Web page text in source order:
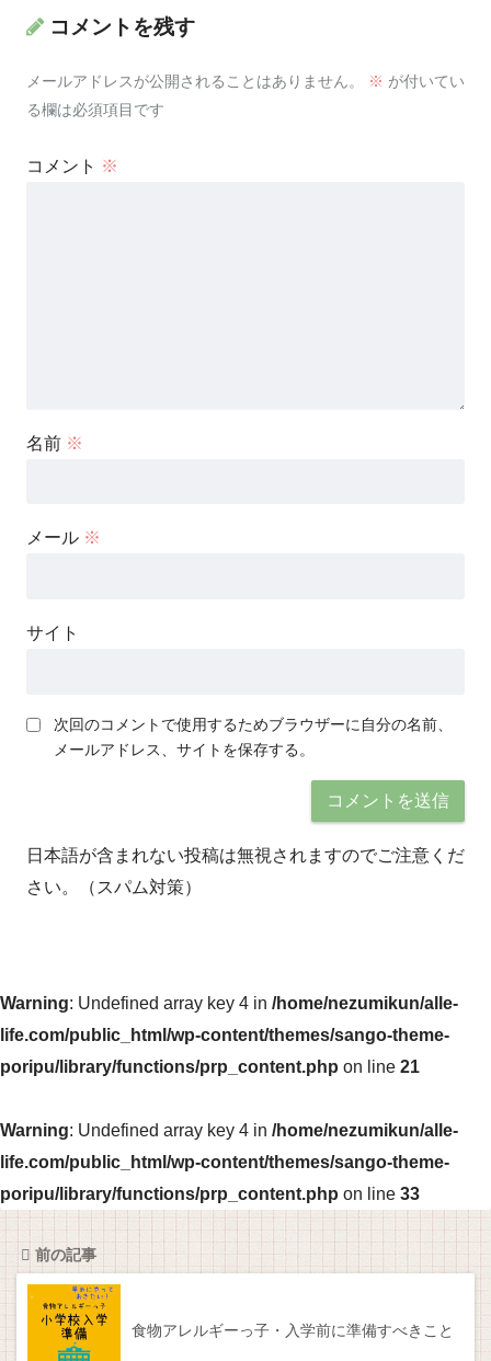
コメントを残す
メールアドレスが公開されることはありません。 ※ が付いてい
る欄は必須項目です
コメント ※
名前 ※
メール ※
サイト
次回のコメントで使用するためブラウザーに自分の名前、
メールアドレス、サイトを保存する。
日本語が含まれない投稿は無視されますのでご注意くだ
さい。（スパム対策）
Warning: Undefined array key 4 in /home/nezumikun/alle-
life.com/public_html/wp-content/themes/sango-theme-
poripu/library/functions/prp_content.php on line 21
Warning: Undefined array key 4 in /home/nezumikun/alle-
life.com/public_html/wp-content/themes/sango-theme-
poripu/library/functions/prp_content.php on line 33
前の記事
食物アレルギーっ子・入学前に準備すべきこと